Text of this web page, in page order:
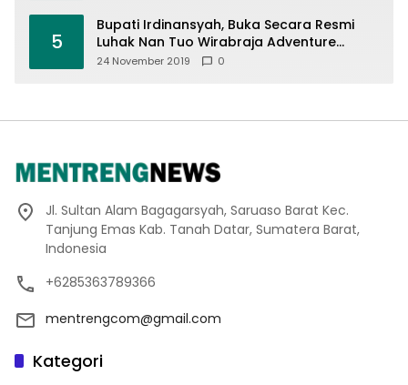
5
Bupati Irdinansyah, Buka Secara Resmi
Luhak Nan Tuo Wirabraja Adventure
Offroad 2019
24 November 2019 0
Jl. Sultan Alam Bagagarsyah, Saruaso Barat Kec.
Tanjung Emas Kab. Tanah Datar, Sumatera Barat,
Indonesia
+6285363789366
mentrengcom@gmail.com
Kategori